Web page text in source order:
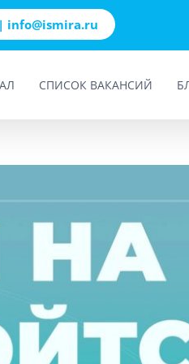
info@ismira.ru
СПИСОК ВАКАНСИЙ